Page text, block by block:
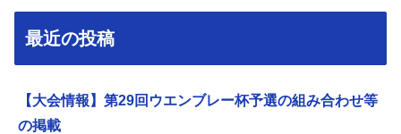
最近の投稿
【大会情報】第29回ウエンブレー杯予選の組み合わせ等
の掲載